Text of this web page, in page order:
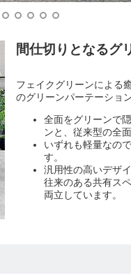
間仕切りとなるグ
フェイクグリーンによる
のグリーンパーテーショ
全面をグリーンで
ンと、従来型の全
いずれも軽量なの
す。
汎用性の高いデザ
往来のある共有ス
両立しています。